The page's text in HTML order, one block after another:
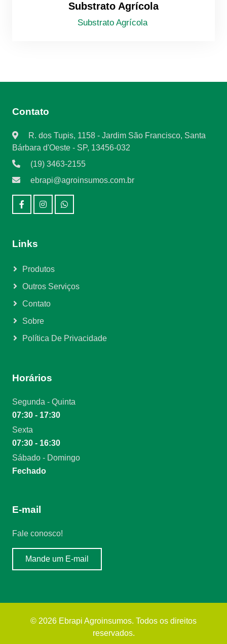
Substrato Agrícola
Substrato Agrícola
Contato
R. dos Tupis, 1158 - Jardim São Francisco, Santa
Bárbara d'Oeste - SP, 13456-032
(19) 3463-2155
ebrapi@agroinsumos.com.br
Links
Produtos
Outros Serviços
Contato
Sobre
Política De Privacidade
Horários
Segunda - Quinta
07:30 - 17:30
Sexta
07:30 - 16:30
Sábado - Domingo
Fechado
E-mail
Fale conosco!
Mande um E-mail
© 2026 Ebrapi Agroinsumos. Todos os direitos
reservados.